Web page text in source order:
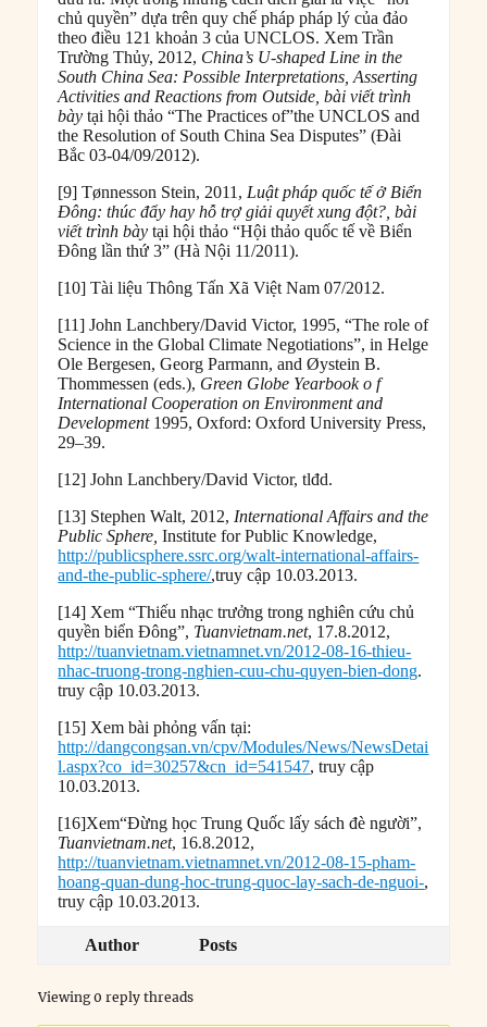
chủ quyền” dựa trên quy chế pháp pháp lý của đảo
theo điều 121 khoản 3 của UNCLOS. Xem Trần
Trường Thủy, 2012, China’s U-shaped Line in the
South China Sea: Possible Interpretations, Asserting
Activities and Reactions from Outside,bài viết trình
bày tại hội thảo “The Practices of”the UNCLOS and
the Resolution of South China Sea Disputes” (Đài
Bắc 03-04/09/2012).
[9] Tønnesson Stein, 2011, Luật pháp quốc tế ở Biển
Đông: thúc đẩy hay hỗ trợ giải quyết xung đột?,bài
viết trình bày tại hội thảo “Hội thảo quốc tế về Biển
Đông lần thứ 3” (Hà Nội 11/2011).
[10] Tài liệu Thông Tấn Xã Việt Nam 07/2012.
[11] John Lanchbery/David Victor, 1995, “The role of
Science in the Global Climate Negotiations”, in Helge
Ole Bergesen, Georg Parmann, and Øystein B.
Thommessen (eds.), Green Globe Yearbook o f
International Cooperation on Environment and
Development1995, Oxford: Oxford University Press,
29–39.
[12] John Lanchbery/David Victor, tlđd.
[13] Stephen Walt, 2012, International Affairs and the
Public Sphere,Institute for Public Knowledge,
http://publicsphere.ssrc.org/walt-international-affairs-
and-the-public-sphere/,truy cập 10.03.2013.
[14] Xem “Thiếu nhạc trưởng trong nghiên cứu chủ
quyền biển Đông”, Tuanvietnam.net, 17.8.2012,
http://tuanvietnam.vietnamnet.vn/2012-08-16-thieu-
nhac-truong-trong-nghien-cuu-chu-quyen-bien-dong.
truy cập 10.03.2013.
[15] Xem bài phỏng vấn tại:
http://dangcongsan.vn/cpv/Modules/News/NewsDetai
l.aspx?co_id=30257&cn_id=541547, truy cập
10.03.2013.
[16]Xem“Đừng học Trung Quốc lấy sách đè người”,
Tuanvietnam.net, 16.8.2012,
http://tuanvietnam.vietnamnet.vn/2012-08-15-pham-
hoang-quan-dung-hoc-trung-quoc-lay-sach-de-nguoi-,
truy cập 10.03.2013.
Author Posts
Viewing 0 reply threads